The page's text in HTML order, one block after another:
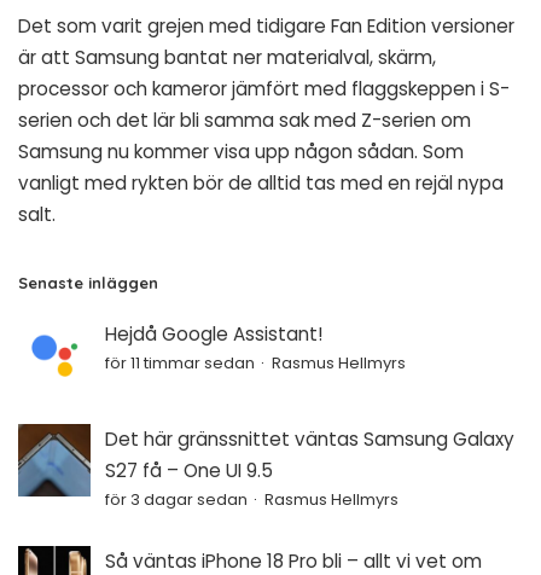
Det som varit grejen med tidigare Fan Edition versioner
är att Samsung bantat ner materialval, skärm,
processor och kameror jämfört med flaggskeppen i S-
serien och det lär bli samma sak med Z-serien om
Samsung nu kommer visa upp någon sådan. Som
vanligt med rykten bör de alltid tas med en rejäl nypa
salt.
Senaste inläggen
Hejdå Google Assistant!
för 11 timmar sedan Rasmus Hellmyrs
Det här gränssnittet väntas Samsung Galaxy
S27 få – One UI 9.5
för 3 dagar sedan Rasmus Hellmyrs
Så väntas iPhone 18 Pro bli – allt vi vet om